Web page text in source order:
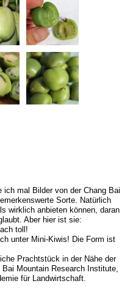
ich mal Bilder von der Chang Bai
Sorte. Natürlich
wirklich anbieten können, daran
Aber hier ist sie:
toll!
unter Mini-Kiwis! Die Form ist
Prachtstück in der Nähe der
Mountain Research Institute,
für Landwirtschaft.